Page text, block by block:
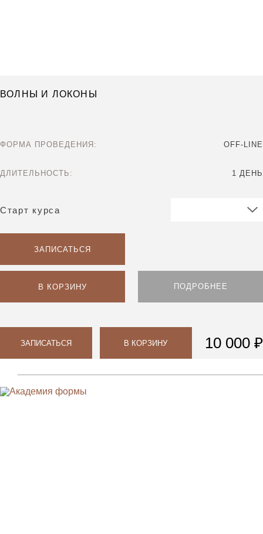
ВОЛНЫ И ЛОКОНЫ
ФОРМА ПРОВЕДЕНИЯ: OFF-LINE
ДЛИТЕЛЬНОСТЬ: 1 ДЕНЬ
Старт курса
ЗАПИСАТЬСЯ
В КОРЗИНУ ПОДРОБНЕЕ
ЗАПИСАТЬСЯ В КОРЗИНУ 10 000 ₽